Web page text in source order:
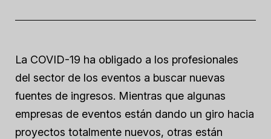
La COVID-19 ha obligado a los profesionales
del sector de los eventos a buscar nuevas
fuentes de ingresos. Mientras que algunas
empresas de eventos están dando un giro hacia
proyectos totalmente nuevos, otras están